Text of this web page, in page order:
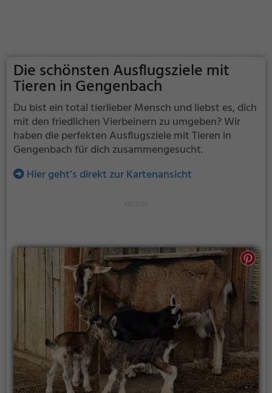
Die schönsten Ausflugsziele mit
Tieren in Gengenbach
Du bist ein total tierlieber Mensch und liebst es, dich
mit den friedlichen Vierbeinern zu umgeben? Wir
haben die perfekten Ausflugsziele mit Tieren in
Gengenbach für dich zusammengesucht.
Hier geht’s direkt zur Kartenansicht